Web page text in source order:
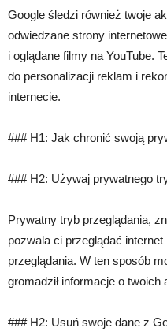
Google śledzi również twoje
odwiedzane strony
i oglądane filmy na YouTube.
do personalizacji reklam i
internecie.
### H1: Jak chronić swoją
### H2: Używaj prywatnego
Prywatny tryb przeglądania,
pozwala ci przeglądać
przeglądania. W ten sposób
gromadził informacje o twoich
### H2: Usuń swoje dane z